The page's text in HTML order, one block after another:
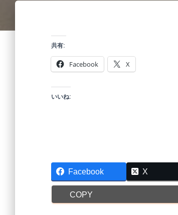
共有:
Facebook X
いいね:
Facebook X
COPY